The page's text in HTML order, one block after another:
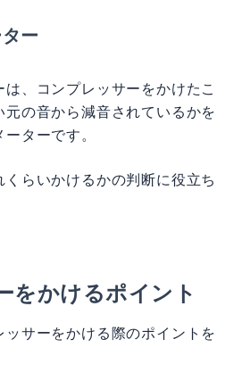
ー
、コンプレッサーをかけたこ
の音から減音されているかを
ターです。
らいかけるかの判断に役立ち
をかけるポイント
サーをかける際のポイントを